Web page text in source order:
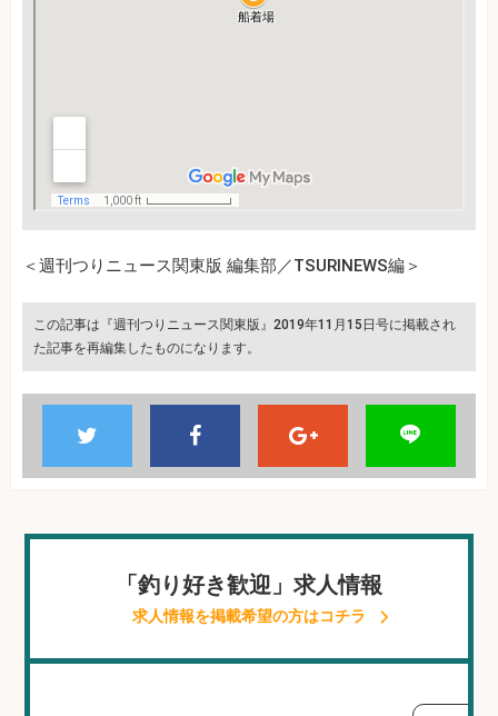
＜週刊つりニュース関東版 編集部／TSURINEWS編＞
この記事は『週刊つりニュース関東版』2019年11月15日号に掲載され
た記事を再編集したものになります。
「釣り好き歓迎」求人情報
求人情報を掲載希望の方はコチラ